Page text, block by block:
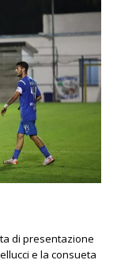
di presentazione
e la consueta